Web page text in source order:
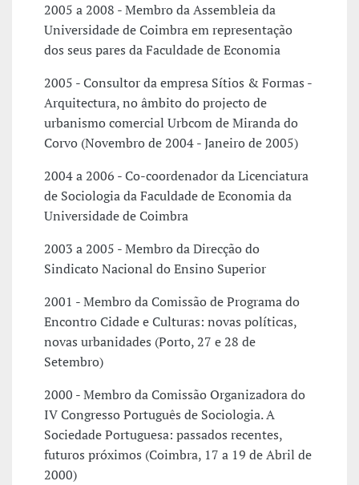
2005 a 2008 - Membro da Assembleia da
Universidade de Coimbra em representação
dos seus pares da Faculdade de Economia
2005 - Consultor da empresa Sítios & Formas -
Arquitectura, no âmbito do projecto de
urbanismo comercial Urbcom de Miranda do
Corvo (Novembro de 2004 - Janeiro de 2005)
2004 a 2006 - Co-coordenador da Licenciatura
de Sociologia da Faculdade de Economia da
Universidade de Coimbra
2003 a 2005 - Membro da Direcção do
Sindicato Nacional do Ensino Superior
2001 - Membro da Comissão de Programa do
Encontro Cidade e Culturas: novas políticas,
novas urbanidades (Porto, 27 e 28 de
Setembro)
2000 - Membro da Comissão Organizadora do
IV Congresso Português de Sociologia. A
Sociedade Portuguesa: passados recentes,
futuros próximos (Coimbra, 17 a 19 de Abril de
2000)